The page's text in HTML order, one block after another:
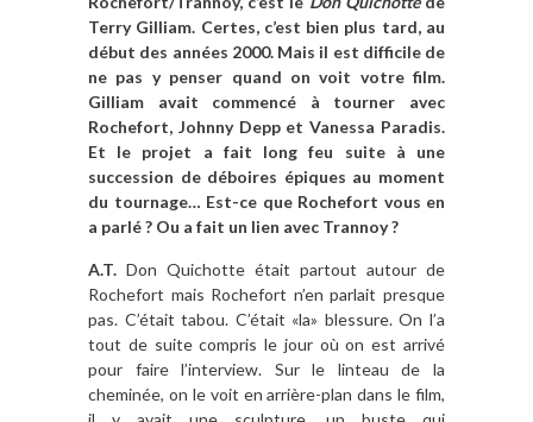
Terry Gilliam. Certes, c’est bien plus tard, au
début des années 2000. Mais il est difficile de
ne pas y penser quand on voit votre film.
Gilliam avait commencé à tourner avec
Rochefort, Johnny Depp et Vanessa Paradis.
Et le projet a fait long feu suite à une
succession de déboires épiques au moment
du tournage… Est-ce que Rochefort vous en
a parlé ? Ou a fait un lien avec Trannoy ?
A.T. Don Quichotte était partout autour de
Rochefort mais Rochefort n’en parlait presque
pas. C’était tabou. C’était «la» blessure. On l’a
tout de suite compris le jour où on est arrivé
pour faire l’interview. Sur le linteau de la
cheminée, on le voit en arrière-plan dans le film,